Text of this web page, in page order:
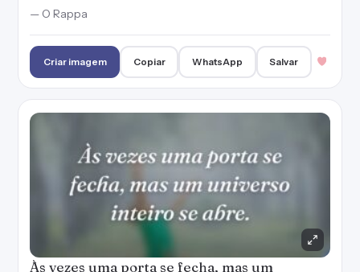
— O Rappa
Criar imagem Copiar WhatsApp Salvar
Às vezes uma porta se fecha, mas um